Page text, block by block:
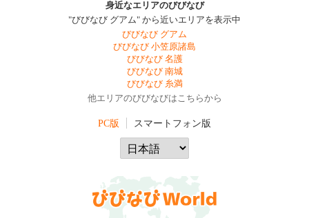
身近なエリアのびびなび
"びびなび グアム" から近いエリアを表示中
びびなび グアム
びびなび 小笠原諸島
びびなび 名護
びびなび 南城
びびなび 糸満
他エリアのびびなびはこちらから
PC版 スマートフォン版